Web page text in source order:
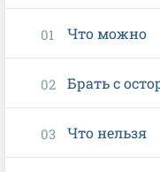
Что можно
Брать с
Что нельзя